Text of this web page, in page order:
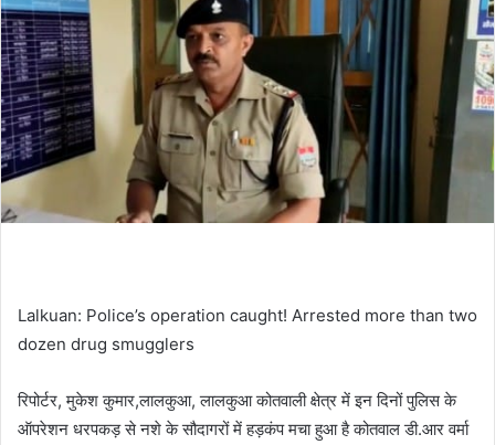
Lalkuan: Police’s operation caught! Arrested more than two
dozen drug smugglers
रिपोर्टर, मुकेश कुमार,लालकुआ, लालकुआ कोतवाली क्षेत्र में इन दिनों पुलिस के
ऑपरेशन धरपकड़ से नशे के सौदागरों में हड़कंप मचा हुआ है कोतवाल डी.आर वर्मा